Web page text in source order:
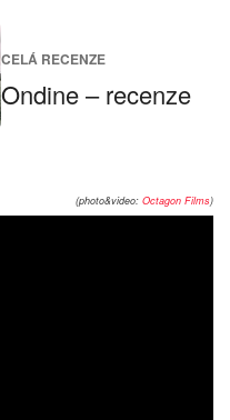
CELÁ RECENZE
Ondine – recenze
(photo&video: Octagon Films)